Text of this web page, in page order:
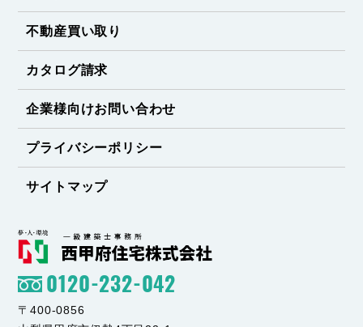
不動産買い取り
カタログ請求
企業様向けお問い合わせ
プライバシーポリシー
サイトマップ
0120-232-042
〒400-0856